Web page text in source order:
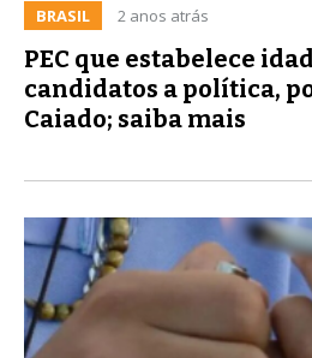
BRASIL 2 anos atrás
PEC que estabelece
candidatos a política,
Caiado; saiba mais